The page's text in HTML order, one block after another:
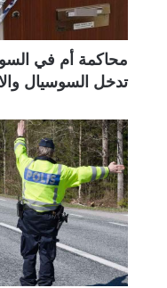
محاكمة أم في
تدخل السوسيال